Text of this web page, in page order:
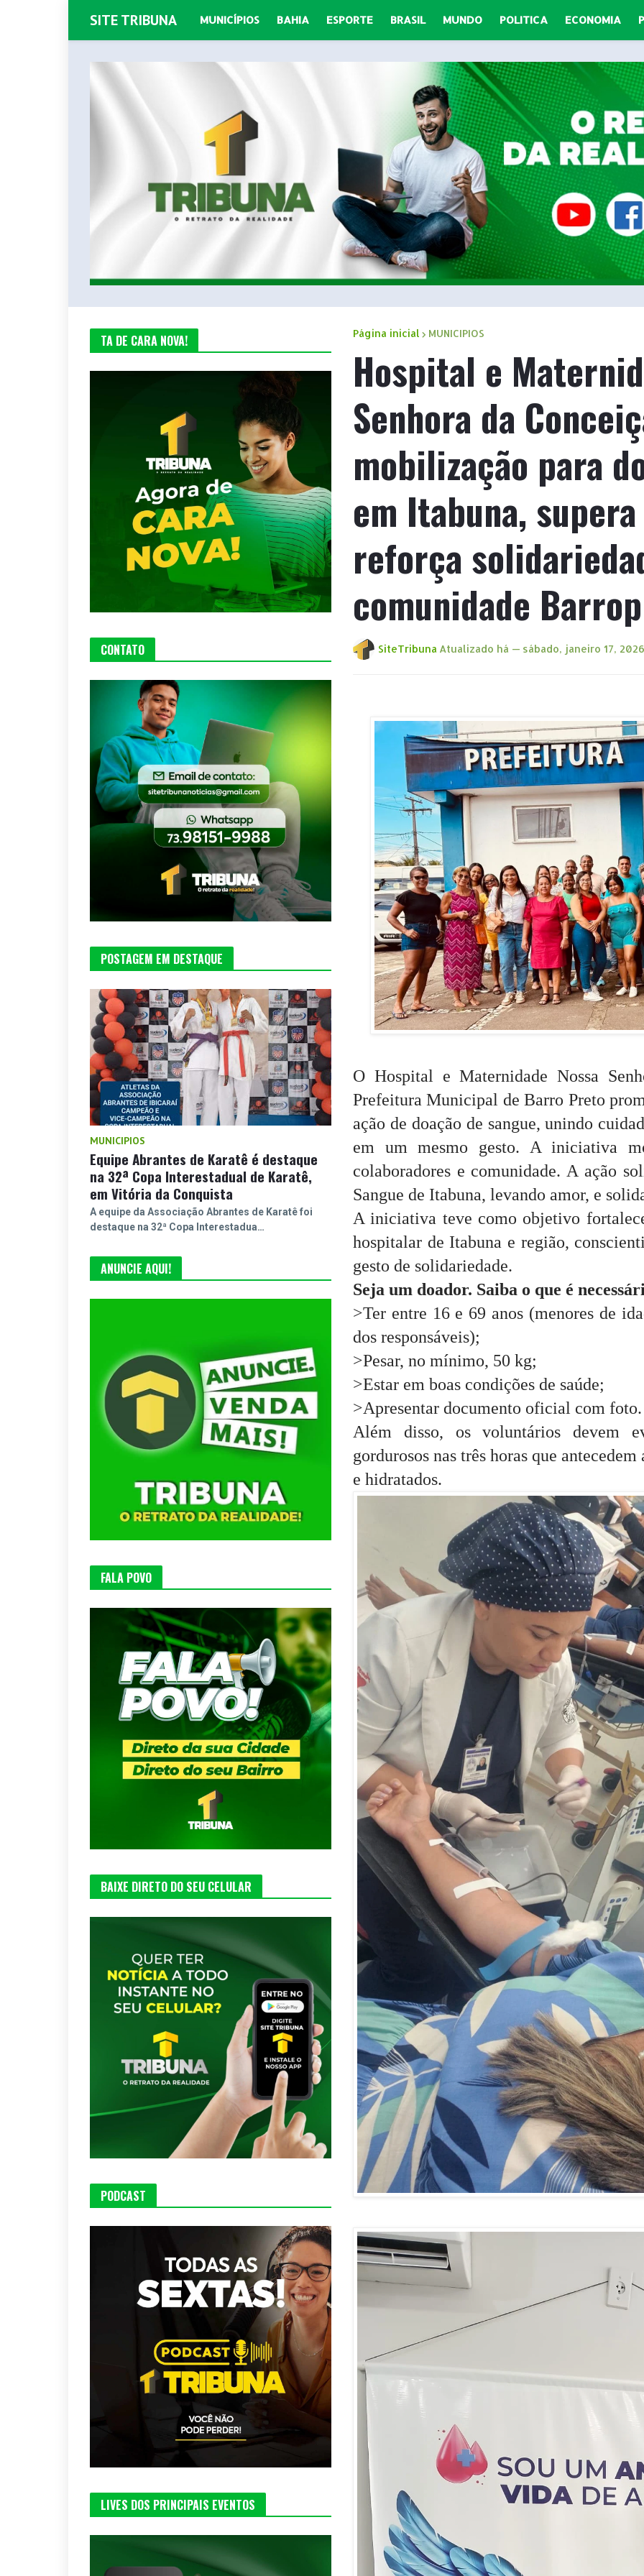
SITE TRIBUNA MUNICÍPIOS BAHIA ESPORTE BRASIL MUNDO POLITICA ECONOMIA
Página inicial MUNICIPIOS
Hospital e
Senhora da
mobilização para
em Itabuna,
reforça
comunidade
SiteTribuna Atualizado há — sábado, janeiro 17, 2026
O Hospital e Maternidade Nossa
Prefeitura Municipal de Barro Preto
ação de doação de sangue, unindo
em um mesmo gesto. A iniciativa
colaboradores e comunidade. A ação
Sangue de Itabuna, levando amor, e
A iniciativa teve como objetivo
hospitalar de Itabuna e região,
gesto de solidariedade.
Seja um doador. Saiba o que é
>Ter entre 16 e 69 anos (menores de
dos responsáveis);
>Pesar, no mínimo, 50 kg;
>Estar em boas condições de saúde;
>Apresentar documento oficial com foto.
Além disso, os voluntários devem
gordurosos nas três horas que
e hidratados.
TA DE CARA NOVA!
CONTATO
POSTAGEM EM DESTAQUE
MUNICIPIOS
Equipe Abrantes de Karatê é destaque
na 32ª Copa Interestadual de Karatê,
em Vitória da Conquista
A equipe da Associação Abrantes de Karatê foi
destaque na 32ª Copa Interestadua…
ANUNCIE AQUI!
FALA POVO
BAIXE DIRETO DO SEU CELULAR
PODCAST
LIVES DOS PRINCIPAIS EVENTOS